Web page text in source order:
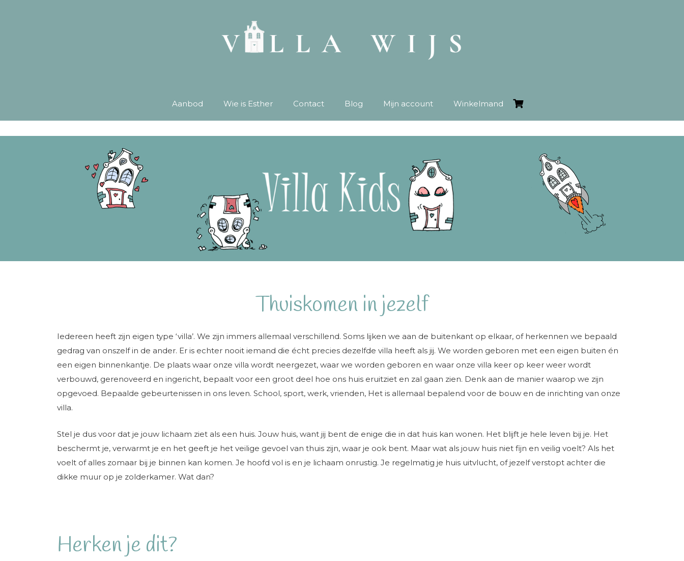
Aanbod Wie is Esther Contact Blog Mijn account Winkelmand
Thuiskomen in jezelf
Iedereen heeft zijn eigen type ‘villa’. We zijn immers allemaal verschillend. Soms lijken we aan de buitenkant op elkaar, of herkennen we bepaald
gedrag van onszelf in de ander. Er is echter nooit iemand die écht precies dezelfde villa heeft als jij. We worden geboren met een eigen buiten én
een eigen binnenkantje. De plaats waar onze villa wordt neergezet, waar we worden geboren en waar onze villa keer op keer weer wordt
verbouwd, gerenoveerd en ingericht, bepaalt voor een groot deel hoe ons huis eruitziet en zal gaan zien. Denk aan de manier waarop we zijn
opgevoed. Bepaalde gebeurtenissen in ons leven. School, sport, werk, vrienden, Het is allemaal bepalend voor de bouw en de inrichting van onze
villa.
Stel je dus voor dat je jouw lichaam ziet als een huis. Jouw huis, want jij bent de enige die in dat huis kan wonen. Het blijft je hele leven bij je. Het
beschermt je, verwarmt je en het geeft je het veilige gevoel van thuis zijn, waar je ook bent. Maar wat als jouw huis niet fijn en veilig voelt? Als het
voelt of alles zomaar bij je binnen kan komen. Je hoofd vol is en je lichaam onrustig. Je regelmatig je huis uitvlucht, of jezelf verstopt achter die
dikke muur op je zolderkamer. Wat dan?
Herken je dit?